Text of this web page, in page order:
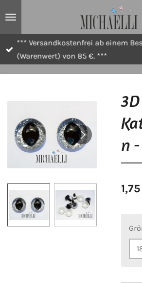
*** Versandkostenfrei ab einem
(Warenwert) von 85 €. ***
3D
n